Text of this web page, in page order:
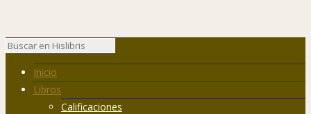
Inicio
Libros
Calificaciones